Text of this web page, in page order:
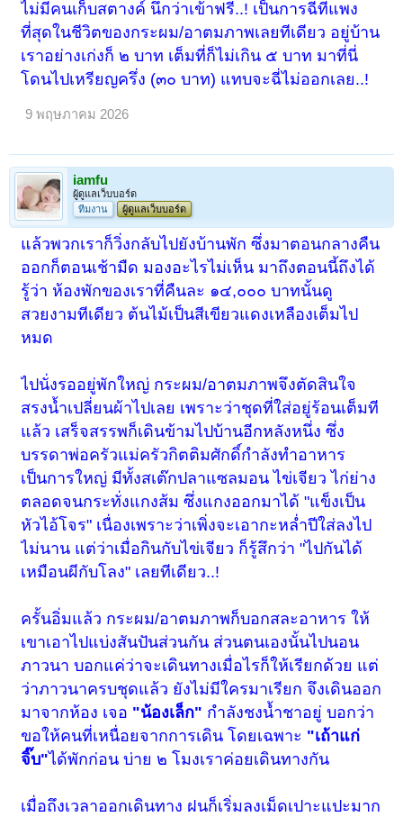
ไม่มีคนเก็บสตางค์ นึกว่าเข้าฟรี..! เป็นการฉี่ที่แพง
ที่สุดในชีวิตของกระผม/อาตมภาพเลยทีเดียว อยู่บ้าน
เราอย่างเก่งก็ ๒ บาท เต็มที่ก็ไม่เกิน ๕ บาท มาที่นี่
โดนไปเหรียญครึ่ง (๓๐ บาท) แทบจะฉี่ไม่ออกเลย..!
9 พฤษภาคม 2026
iamfu
ผู้ดูแลเว็บบอร์ด
ทีมงาน
ผู้ดูแลเว็บบอร์ด
แล้วพวกเราก็วิ่งกลับไปยังบ้านพัก ซึ่งมาตอนกลางคืน
ออกก็ตอนเช้ามืด มองอะไรไม่เห็น มาถึงตอนนี้ถึงได้
รู้ว่า ห้องพักของเราที่คืนละ ๑๔,๐๐๐ บาทนั้นดู
สวยงามทีเดียว ต้นไม้เป็นสีเขียวแดงเหลืองเต็มไป
หมด
ไปนั่งรออยู่พักใหญ่ กระผม/อาตมภาพจึงตัดสินใจ
สรงน้ำเปลี่ยนผ้าไปเลย เพราะว่าชุดที่ใส่อยู่ร้อนเต็มที
แล้ว เสร็จสรรพก็เดินข้ามไปบ้านอีกหลังหนึ่ง ซึ่ง
บรรดาพ่อครัวแม่ครัวกิตติมศักดิ์กำลังทำอาหาร
เป็นการใหญ่ มีทั้งสเต๊กปลาแซลมอน ไข่เจียว ไก่ย่าง
ตลอดจนกระทั่งแกงส้ม ซึ่งแกงออกมาได้ "แข็งเป็น
หัวไอ้โจร" เนื่องเพราะว่าเพิ่งจะเอากะหล่ำปีใส่ลงไป
ไม่นาน แต่ว่าเมื่อกินกับไข่เจียว ก็รู้สึกว่า "ไปกันได้
เหมือนผีกับโลง" เลยทีเดียว..!
ครั้นอิ่มแล้ว กระผม/อาตมภาพก็บอกสละอาหาร ให้
เขาเอาไปแบ่งสันปันส่วนกัน ส่วนตนเองนั้นไปนอน
ภาวนา บอกแค่ว่าจะเดินทางเมื่อไรก็ให้เรียกด้วย แต่
ว่าภาวนาครบชุดแล้ว ยังไม่มีใครมาเรียก จึงเดินออก
มาจากห้อง เจอ "น้องเล็ก" กำลังชงน้ำชาอยู่ บอกว่า
ขอให้คนที่เหนื่อยจากการเดิน โดยเฉพาะ "เถ้าแก่
จิ๊บ"ได้พักก่อน บ่าย ๒ โมงเราค่อยเดินทางกัน
เมื่อถึงเวลาออกเดินทาง ฝนก็เริ่มลงเม็ดเปาะแปะมาก